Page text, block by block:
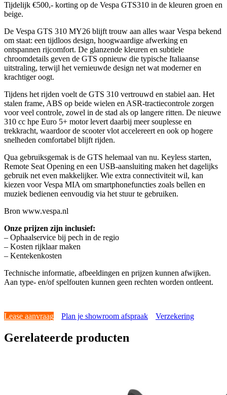
Tijdelijk €500,- korting op de Vespa GTS310 in de kleuren groen en
beige.
De Vespa GTS 310 MY26 blijft trouw aan alles waar Vespa bekend
om staat: een tijdloos design, hoogwaardige afwerking en
ontspannen rijcomfort. De glanzende kleuren en subtiele
chroomdetails geven de GTS opnieuw die typische Italiaanse
uitstraling, terwijl het vernieuwde design net wat moderner en
krachtiger oogt.
Tijdens het rijden voelt de GTS 310 vertrouwd en stabiel aan. Het
stalen frame, ABS op beide wielen en ASR-tractiecontrole zorgen
voor veel controle, zowel in de stad als op langere ritten. De nieuwe
310 cc hpe Euro 5+ motor levert daarbij meer souplesse en
trekkracht, waardoor de scooter vlot accelereert en ook op hogere
snelheden comfortabel blijft rijden.
Qua gebruiksgemak is de GTS helemaal van nu. Keyless starten,
Remote Seat Opening en een USB-aansluiting maken het dagelijks
gebruik net even makkelijker. Wie extra connectiviteit wil, kan
kiezen voor Vespa MIA om smartphonefuncties zoals bellen en
muziek bedienen eenvoudig via het stuur te gebruiken.
Bron www.vespa.nl
Onze prijzen zijn inclusief:
– Ophaalservice bij pech in de regio
– Kosten rijklaar maken
– Kentekenkosten
Technische informatie, afbeeldingen en prijzen kunnen afwijken.
Aan type- en/of spelfouten kunnen geen rechten worden ontleent.
Lease aanvraag Plan je showroom afspraak Verzekering
Gerelateerde producten